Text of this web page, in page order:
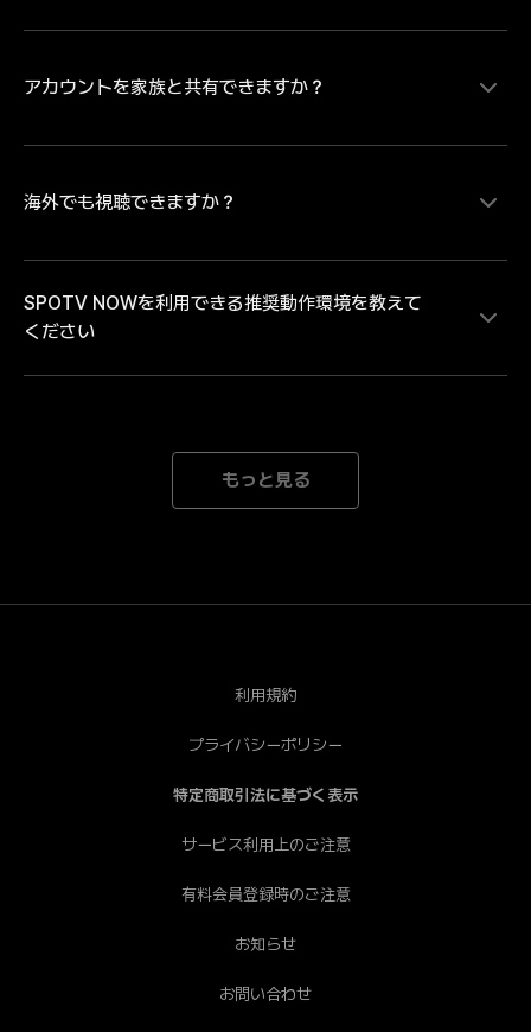
平ら日本を代表するプレイヤーの試合を中心にレギュラ
配信。MLB日本人選手ダイジェスト映像や試合ハイラ
録をしていただければどなたでも無料で視聴いただけま
登録後に有料会員への登録が必要となります。
SPOTV NOWの有料コンテンツをご視聴いただく場
お支払い方法のご登録にあたり Android端末のアプリか
play決済」 iOS端末のアプリからお支払い方法をご登録
のため、「クレジット/デビットカード、モバイルキャ
パス」の購入をご希望の場合は、SPOTV NOWのWEB
ページからお手続きを進めてください。※ご登録完了後
は、ご登録のメールアドレスとパスワードにてログイン
アカウントを家族と共有できますか？
各アカウントには、1人のユーザーのみがアクセスでき
と、自動的にログアウトされます。
海外でも視聴できますか？
SPOTV NOWは日本向けのサービスです。海外ではご
利用いただけません。中継権と著作権の範囲外にある海
外では、接続を遮断しております。海外中継者の権利を
解とご了承のほどよろしくお願いいたします。
SPOTV NOWを利用できる推奨動作環境を教えて
ください
以上のデバイスをご利用の場合でも、機器の性能が低下
された場合にはご利用になれない場合がございます。
す。
もっと見る
利用規約
プライバシーポリシー
特定商取引法に基づく表示
サービス利用上のご注意
有料会員登録時のご注意
お知らせ
お問い合わせ